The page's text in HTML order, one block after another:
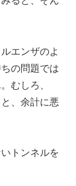
エンザのよ
の問題では
むしろ、
、余計に悪
トンネルを